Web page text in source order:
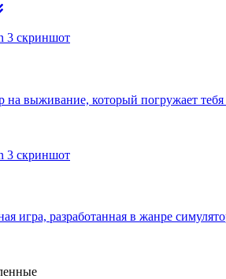
на выживание, который погружает
игра, разработанная в жанре